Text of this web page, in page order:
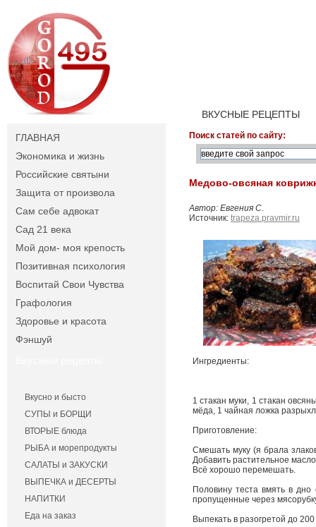
ГЛАВНАЯ
Экономика и жизнь
Российские святыни
Защита от произвола
Сам себе адвокат
Сад 21 века
Мой дом- моя крепость
Позитивная психология
Воспитай Свои Чувства
Графология
Здоровье и красота
Фэншуй
Вкусно и бысто
СУПЫ и БОРЩИ
ВТОРЫЕ блюда
РЫБА и морепродукты
САЛАТЫ и ЗАКУСКИ
ВЫПЕЧКА и ДЕСЕРТЫ
НАПИТКИ
Еда на заказ
ВКУСНЫЕ РЕЦЕПТЫ
Поиск статей по сайту:
Медово-овсяная
Автор: Евгения С.
Источник: trapeza.pravmir.ru
Ингредиенты:
1 стакан муки, 1 стакан
мёда, 1 чайная ложка
Приготовление:
Смешать муку (я брала
Добавить растительное
Всё хорошо перемешать.
Половину теста вмять в
пропущенные через
Выпекать в разогретой до